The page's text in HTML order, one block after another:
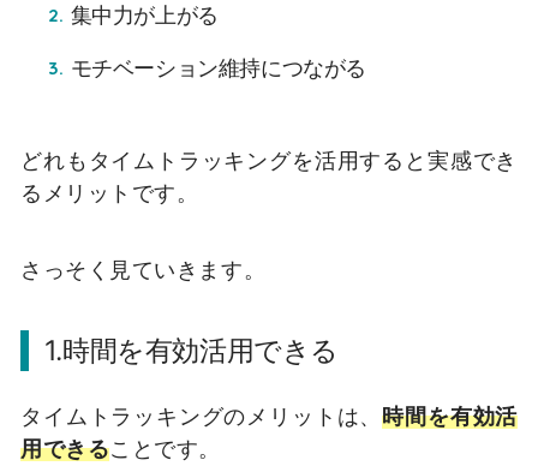
集中力が上がる
モチベーション維持につながる
どれもタイムトラッキングを活用すると実感でき
るメリットです。
さっそく見ていきます。
1.時間を有効活用できる
タイムトラッキングのメリットは、時間を有効活
用できることです。